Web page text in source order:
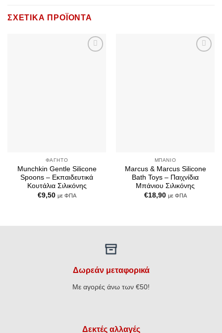
ΣΧΕΤΙΚΆ ΠΡΟΪΌΝΤΑ
ΦΑΓΗΤΌ
Munchkin Gentle Silicone
Spoons – Εκπαιδευτικά
Κουτάλια Σιλικόνης
€9,50 με ΦΠΑ
ΜΠΆΝΙΟ
Marcus & Marcus Silicone
Bath Toys – Παιχνίδια
Μπάνιου Σιλικόνης
€18,90 με ΦΠΑ
Δωρεάν μεταφορικά
Με αγορές άνω των €50!
Δεκτές αλλαγές